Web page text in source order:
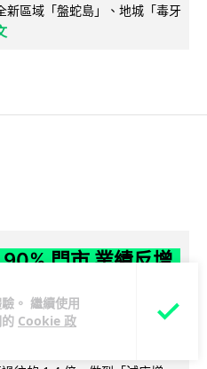
。 繼續使用
Cookie 政
區域「盤蛇島」、地城「毒牙
門市 業績反增
變成最潮「新鮮
售門市從 1,000 間大幅減至